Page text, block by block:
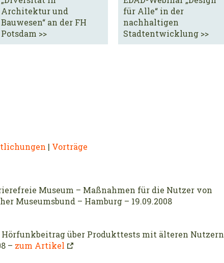
Architektur und
Bauwesen“ an der FH
Potsdam >>
für Alle“ in der
nachhaltigen
Stadtentwicklung >>
| Vorträge
Museum – Maßnahmen für die Nutzer von
Museumsbund – Hamburg – 19.09.2008
Hörfunkbeitrag über Produkttests mit älteren Nutzern
– zum Artikel